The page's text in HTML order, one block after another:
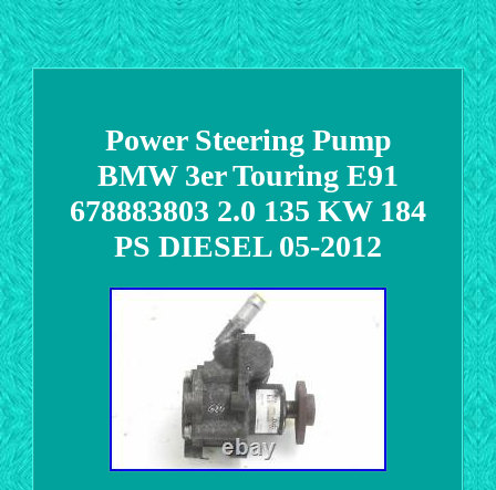
Power Steering Pump
BMW 3er Touring E91
678883803 2.0 135 KW 184
PS DIESEL 05-2012